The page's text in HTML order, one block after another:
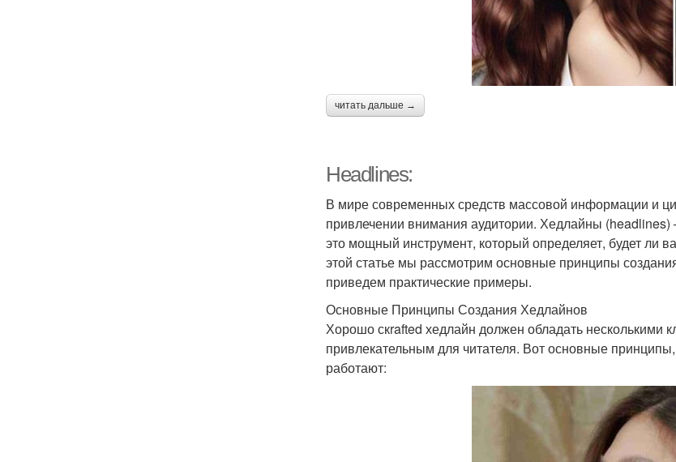
читать дальше →
Headlines:
В мире современных средств массовой информации и
привлечении внимания аудитории. Хедлайны
это мощный инструмент, который определяет, будет ли
этой статье мы рассмотрим основные принципы
приведем практические примеры.
Основные Принципы Создания Хедлайнов
Хорошо скrafted хедлайн должен обладать несколькими
привлекательным для читателя. Вот основные
работают: